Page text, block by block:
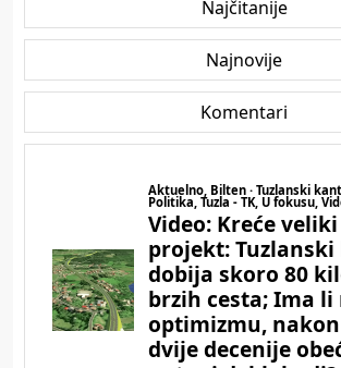
Najčitanije
Najnovije
Komentari